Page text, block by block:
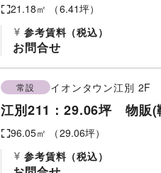
21.18㎡ （6.41坪）
参考賃料（税込）
お問合せ
常設 イオンタウン江別 2F
江別211：29.06坪 物販(
96.05㎡ （29.06坪）
参考賃料（税込）